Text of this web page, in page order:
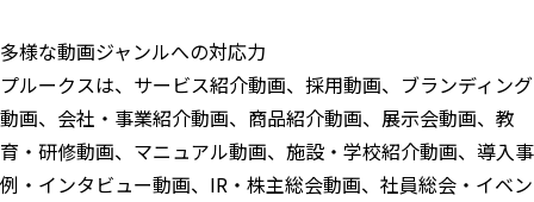
多様な動画ジャンルへの対応力
プルークスは、サービス紹介動画、採用動画、ブランディング
動画、会社・事業紹介動画、商品紹介動画、展示会動画、教
育・研修動画、マニュアル動画、施設・学校紹介動画、導入事
例・インタビュー動画、IR・株主総会動画、社員総会・イベン